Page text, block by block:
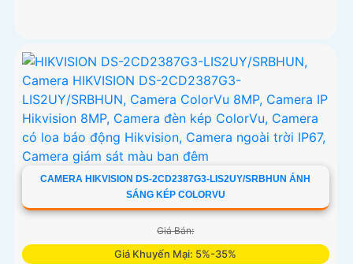
CAMERA HIKVISION DS-2CD2387G3-LIS2UY/SRBHUN ÁNH
SÁNG KÉP COLORVU
Giá Bán:
Giá Khuyến Mại: 5%-35%